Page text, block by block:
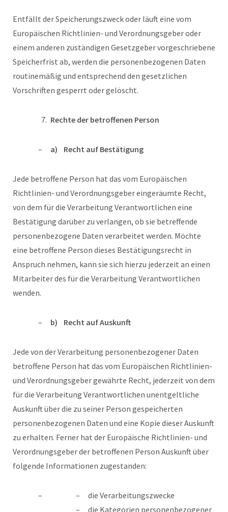
Entfällt der Speicherungszweck oder läuft eine vom
Europäischen Richtlinien- und Verordnungsgeber oder
einem anderen zuständigen Gesetzgeber vorgeschriebene
Speicherfrist ab, werden die personenbezogenen Daten
routinemäßig und entsprechend den gesetzlichen
Vorschriften gesperrt oder gelöscht.
Rechte der betroffenen Person
a) Recht auf Bestätigung
Jede betroffene Person hat das vom Europäischen
Richtlinien- und Verordnungsgeber eingeräumte Recht,
von dem für die Verarbeitung Verantwortlichen eine
Bestätigung darüber zu verlangen, ob sie betreffende
personenbezogene Daten verarbeitet werden. Möchte
eine betroffene Person dieses Bestätigungsrecht in
Anspruch nehmen, kann sie sich hierzu jederzeit an einen
Mitarbeiter des für die Verarbeitung Verantwortlichen
wenden.
b) Recht auf Auskunft
Jede von der Verarbeitung personenbezogener Daten
betroffene Person hat das vom Europäischen Richtlinien-
und Verordnungsgeber gewährte Recht, jederzeit von dem
für die Verarbeitung Verantwortlichen unentgeltliche
Auskunft über die zu seiner Person gespeicherten
personenbezogenen Daten und eine Kopie dieser Auskunft
zu erhalten. Ferner hat der Europäische Richtlinien- und
Verordnungsgeber der betroffenen Person Auskunft über
folgende Informationen zugestanden:
die Verarbeitungszwecke
die Kategorien personenbezogener